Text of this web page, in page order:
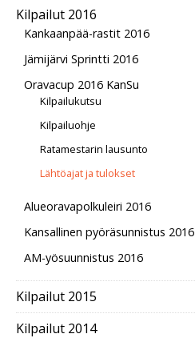
Kilpailut 2016
Kankaanpää-rastit 2016
Jämijärvi Sprintti 2016
Oravacup 2016 KanSu
Kilpailukutsu
Kilpailuohje
Ratamestarin lausunto
Lähtöajat ja tulokset
Alueoravapolkuleiri 2016
Kansallinen pyöräsunnistus 2016
AM-yösuunnistus 2016
Kilpailut 2015
Kilpailut 2014